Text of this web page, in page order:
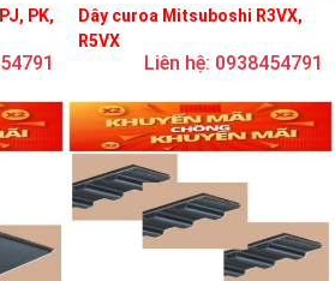
PK,
Dây curoa Mitsuboshi R3VX,
R5VX
Liên hệ: 0938454791